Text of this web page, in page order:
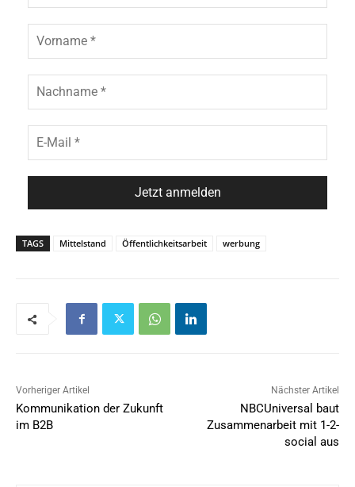
TAGS Mittelstand Öffentlichkeitsarbeit werbung
Vorheriger Artikel
Kommunikation der Zukunft
im B2B
Nächster Artikel
NBCUniversal baut
Zusammenarbeit mit 1-2-
social aus